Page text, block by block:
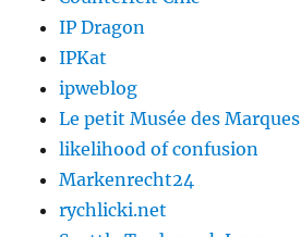
IP Dragon
IPKat
ipweblog
Le petit Musée des Marques
likelihood of confusion
Markenrecht24
rychlicki.net